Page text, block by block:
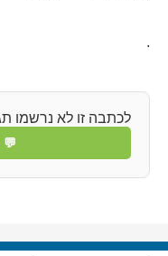
.
לכתבה זו לא נרשמו
💬